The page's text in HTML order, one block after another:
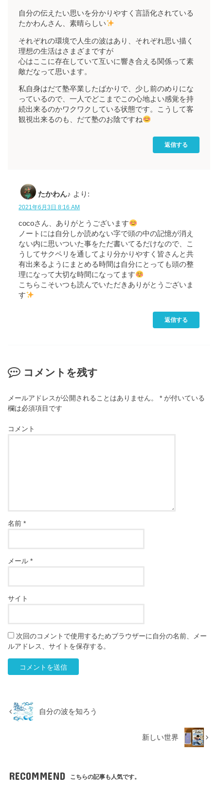
自分の伝えたい思いを分かりやすく言語化されている
たかわんさん、素晴らしい
それぞれの環境で人生の波はあり、それぞれ思い描く
理想の生活はさまざまですが
心はここに存在していて互いに響き合える関係って素
敵だなって思います。
私自身はだて塾卒業したばかりで、少し前のめりにな
っているので、一人でどこまでこの心地よい感覚を持
続出来るのかワクワクしている状態です。こうして客
観視出来るのも、だて塾のお陰ですね
返信する
たかわん♪ より:
2021年6月3日 8:16 AM
cocoさん、ありがとうございます
ノートには自分しか読めない字で頭の中の記憶が消え
ない内に思いついた事をただ書いてるだけなので、こ
うしてサクペリを通してより分かりやすく皆さんと共
有出来るようにまとめる時間は自分にとっても頭の整
理になって大切な時間になってます
こちらこそいつも読んでいただきありがとうございま
す
返信する
コメントを残す
メールアドレスが公開されることはありません。 * が付いている
欄は必須項目です
コメント
名前*
メール*
サイト
次回のコメントで使用するためブラウザーに自分の名前、メー
ルアドレス、サイトを保存する。
自分の波を知ろう
新しい世界
RECOMMEND こちらの記事も人気です。